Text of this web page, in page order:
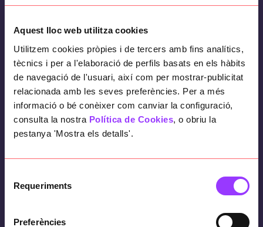
Aquest lloc web utilitza cookies
Utilitzem cookies pròpies i de tercers amb fins analítics,
tècnics i per a l'elaboració de perfils basats en els hàbits
de navegació de l'usuari, així com per mostrar-publicitat
relacionada amb les seves preferències. Per a més
informació o bé conèixer com canviar la configuració,
consulta la nostra Política de Cookies, o obriu la
pestanya 'Mostra els detalls'.
Requeriments
Preferències
agents socials, col·legis professionals, xarxes,
grups…) i de les persones a títol individual
d’una organització social del temps que doni
resposta efectiva als múltiples i diferents
interessos propis d’una gran ciutat tan
diversa i activa.
Objectius de la iniciativa
Com a organització compromesa amb el
Basetis ens
sumem des de 2020
a aquesta iniciativa amb
nova cultura del temps en les